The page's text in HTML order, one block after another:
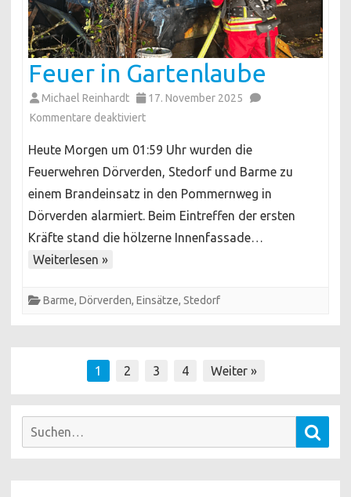
Feuer in Gartenlaube
Michael Reinhardt
17. November 2025
Kommentare deaktiviertfür
in
Gartenlaube
Heute Morgen um 01:59 Uhr wurden die
Feuerwehren Dörverden, Stedorf und Barme zu
einem Brandeinsatz in den Pommernweg in
Dörverden alarmiert. Beim Eintreffen der ersten
Kräfte stand die hölzerne Innenfassade…
Weiterlesen »
Barme, Dörverden, Einsätze, Stedorf
Seitennummerierung
Beiträge
1 2 3 4 Weiter »
Suchen